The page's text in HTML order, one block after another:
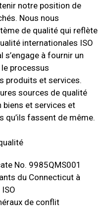
notre position de
Nous nous
de qualité qui reflète
internationales ISO
à fournir un
processus
produits et services.
sources de qualité
biens et services et
qu’ils fassent de même.
No. 9985QMS001
du Connecticut à
de conflit